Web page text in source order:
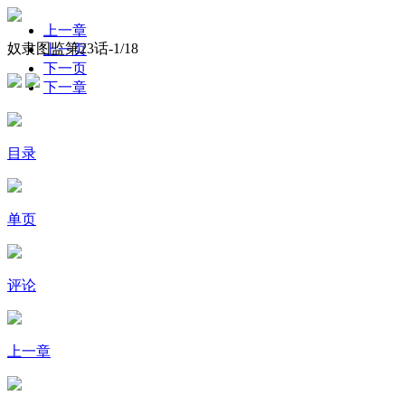
奴隶图监第23话-1/18
上一章
上一页
下一页
下一章
目录
单页
评论
上一章